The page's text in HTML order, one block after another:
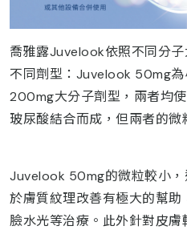
喬雅露Juvelook依照不同分
不同劑型：Juvelook 50mg
200mg大分子劑型，兩者均
玻尿酸結合而成，但兩者的微
Juvelook 50mg的微粒較小
於膚質紋理改善有極大的幫
臉水光等治療。此外針對皮